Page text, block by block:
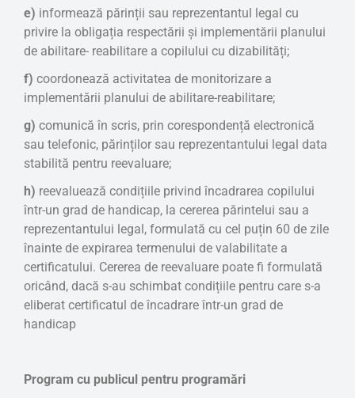
e) informează părinții sau reprezentantul legal cu
privire la obligația respectării și implementării planului
de abilitare- reabilitare a copilului cu dizabilități;
f) coordonează activitatea de monitorizare a
implementării planului de abilitare-reabilitare;
g) comunică în scris, prin corespondență electronică
sau telefonic, părinților sau reprezentantului legal data
stabilită pentru reevaluare;
h) reevaluează condițiile privind încadrarea copilului
într-un grad de handicap, la cererea părintelui sau a
reprezentantului legal, formulată cu cel puțin 60 de zile
înainte de expirarea termenului de valabilitate a
certificatului. Cererea de reevaluare poate fi formulată
oricând, dacă s-au schimbat condițiile pentru care s-a
eliberat certificatul de încadrare într-un grad de
handicap
Program cu publicul pentru programări